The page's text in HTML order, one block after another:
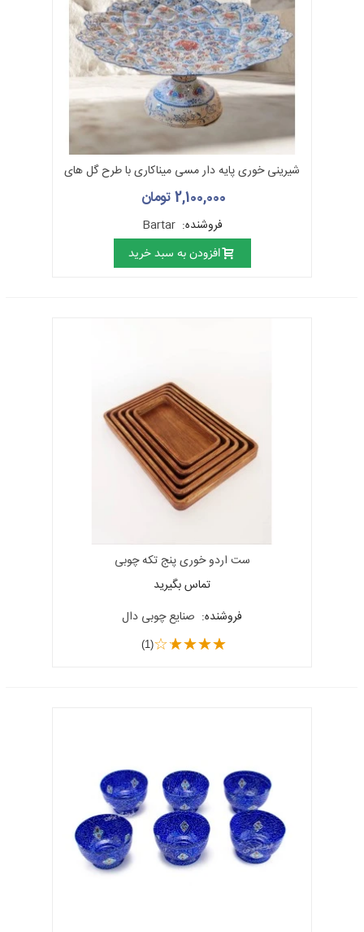
شیرینی خوری پایه دار مسی میناکاری با طرح گل های
ختایی
2,100,000 تومان
فروشنده: Bartar
افزودن به سبد خرید
ست اردو خوری پنج تکه چوبی
تماس بگیرید
فروشنده: صنایع چوبی دال
(1)